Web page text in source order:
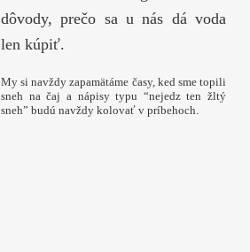
dôvody, prečo sa u nás dá voda
len kúpiť.
My si navždy zapamätáme časy, ked sme topili
sneh na čaj a nápisy typu “nejedz ten žltý
sneh” budú navždy kolovať v príbehoch.